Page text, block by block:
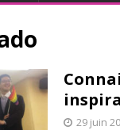
29 juin